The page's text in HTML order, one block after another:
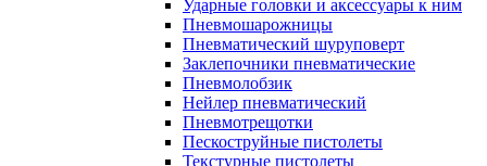
Ударные головки и аксессуары к ним
Пневмошарожницы
Пневматический шуруповерт
Заклепочники пневматические
Пневмолобзик
Нейлер пневматический
Пневмотрещотки
Пескоструйные пистолеты
Текстурные пистолеты